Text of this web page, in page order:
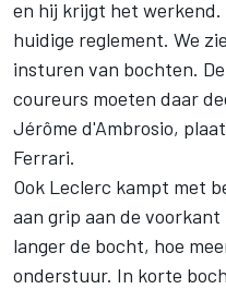
en hij krijgt het werkend.
huidige reglement. We
insturen van bochten.
coureurs moeten daar
Jérôme d'Ambrosio,
Ferrari.
Ook Leclerc kampt met
aan grip aan de
langer de bocht, hoe
onderstuur. In korte